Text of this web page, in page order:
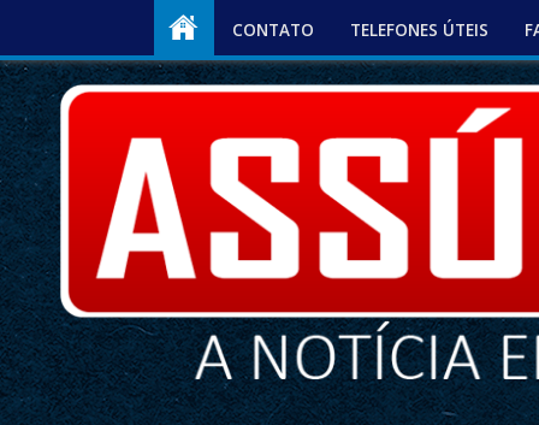
CONTATO TELEFONES ÚTEIS